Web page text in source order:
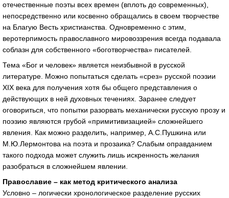
отечественные поэты всех времен (вплоть до современных),
непосредственно или косвенно обращались в своем творчестве
на Благую Весть христианства. Одновременно с этим,
веротерпимость православного мировоззрения всегда подавала
соблазн для собственного «боготворчества» писателей.
Тема «Бог и человек» является неизбывной в русской
литературе. Можно попытаться сделать «срез» русской поэзии
XIX века для получения хотя бы общего представления о
действующих в ней духовных течениях. Заранее следует
оговориться, что попытки разорвать механически русскую прозу и
поэзию являются грубой «примитивизацией» сложнейшего
явления. Как можно разделить, например, А.С.Пушкина или
М.Ю.Лермонтова на поэта и прозаика? Слабым оправданием
такого подхода может служить лишь искренность желания
разобраться в сложнейшем явлении.
Православие – как метод критического анализа
Условно – логически хронологическое разделение русских